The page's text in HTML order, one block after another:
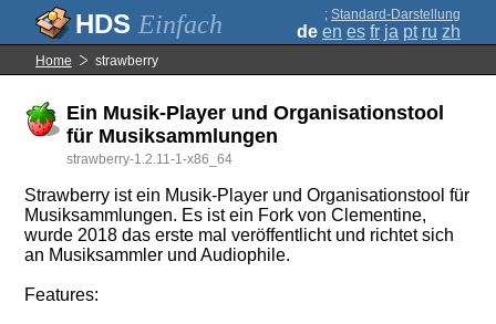
Einfach ; Standard-Darstellung
de en es fr ja pt ru zh
Home strawberry
Ein Musik-Player und Organisationstool
für Musiksammlungen
strawberry-1.2.11-1-x86_64
Strawberry ist ein Musik-Player und Organisationstool für
Musiksammlungen. Es ist ein Fork von Clementine,
wurde 2018 das erste mal veröffentlicht und richtet sich
an Musiksammler und Audiophile.
Features: